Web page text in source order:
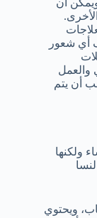
أن
أي شعور
والعمل
أن يتم
ولكنها
ويحتوي